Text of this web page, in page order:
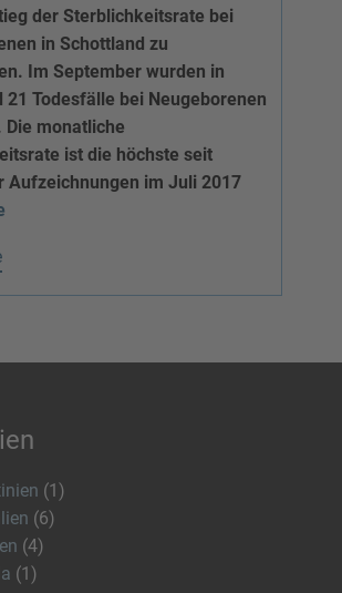
der Sterblichkeitsrate bei
in Schottland zu
Im September wurden in
21 Todesfälle bei Neugeborenen
monatliche
ist die höchste seit
Aufzeichnungen im Juli 2017
(1)
(6)
(4)
(1)